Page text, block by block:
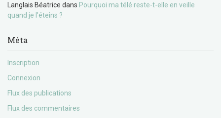
Langlais Béatrice dans Pourquoi ma télé reste-t-elle en veille
quand je l’éteins ?
Méta
Inscription
Connexion
Flux des publications
Flux des commentaires